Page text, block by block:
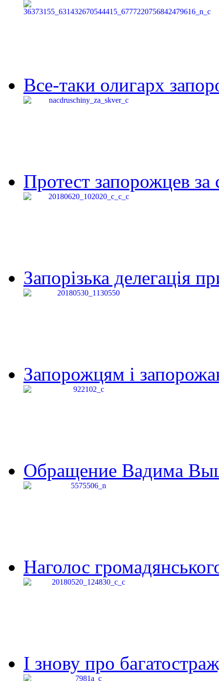
Все-таки олигарх
Протест запорожцев за
Запорізька делегація
Запорожцям і
Обращение Вадима
Наголос
І знову про